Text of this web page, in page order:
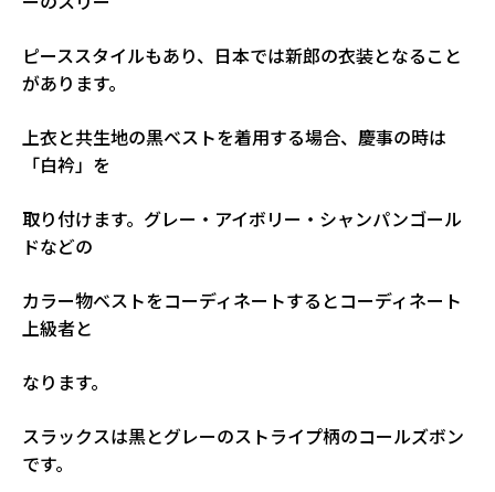
ピーススタイルもあり、日本では新郎の衣装となること
があります。
上衣と共生地の黒ベストを着用する場合、慶事の時は
「白衿」を
取り付けます。グレー・アイボリー・シャンパンゴール
ドなどの
カラー物ベストをコーディネートするとコーディネート
上級者と
なります。
スラックスは黒とグレーのストライプ柄のコールズボン
です。